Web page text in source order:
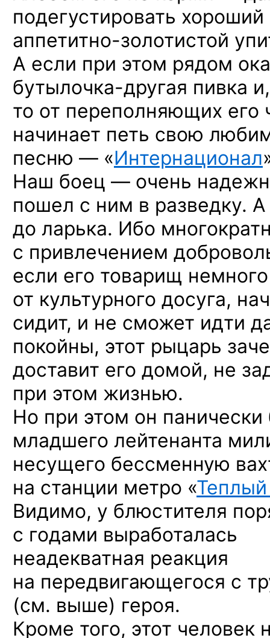
подегустировать
аппетитно-золотистой
А если при этом рядом
бутылочка-другая пивка
то от переполняющих его
начинает петь свою
песню — «Интернационал
Наш боец — очень
пошел с ним в разведку.
до ларька. Ибо
с привлечением
если его товарищ
от культурного досуга,
сидит, и не сможет идти
покойны, этот рыцарь
доставит его домой, не
при этом жизнью.
Но при этом он панически
младшего лейтенанта
несущего бессменную
на станции метро «
Видимо, у блюстителя
с годами выработалась
неадекватная реакция
на передвигающегося с
(см. выше) героя.
Кроме того, этот